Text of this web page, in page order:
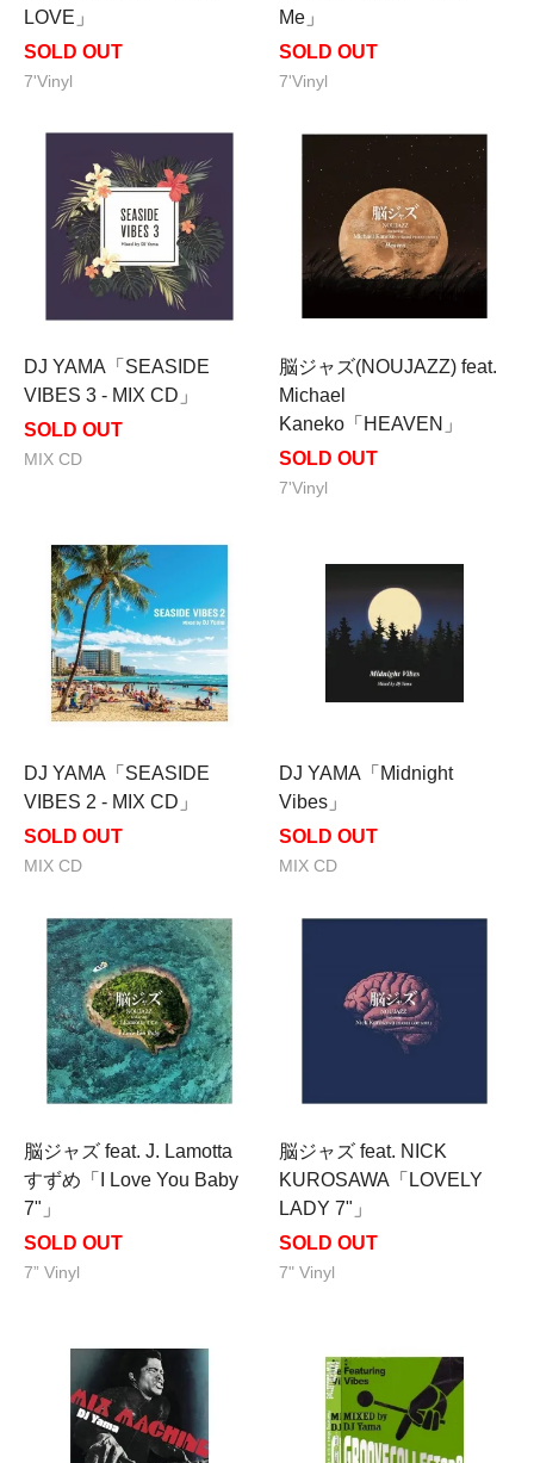
LOVE」
SOLD OUT
7'Vinyl
Me」
SOLD OUT
7'Vinyl
DJ YAMA「SEASIDE
VIBES 3 - MIX CD」
SOLD OUT
MIX CD
脳ジャズ(NOUJAZZ) feat.
Michael
Kaneko「HEAVEN」
SOLD OUT
7'Vinyl
DJ YAMA「SEASIDE
VIBES 2 - MIX CD」
SOLD OUT
MIX CD
DJ YAMA「Midnight
Vibes」
SOLD OUT
MIX CD
脳ジャズ feat. J. Lamotta
すずめ「I Love You Baby
7"」
SOLD OUT
7” Vinyl
脳ジャズ feat. NICK
KUROSAWA「LOVELY
LADY 7"」
SOLD OUT
7" Vinyl